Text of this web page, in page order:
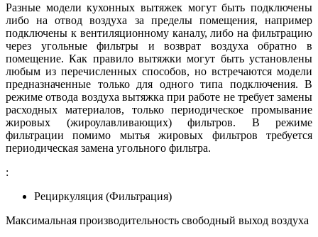
Разные модели кухонных вытяжек могут быть подключены
либо на отвод воздуха за пределы помещения, например
подключены к вентиляционному каналу, либо на фильтрацию
через угольные фильтры и возврат воздуха обратно в
помещение. Как правило вытяжки могут быть установлены
любым из перечисленных способов, но встречаются модели
предназначенные только для одного типа подключения. В
режиме отвода воздуха вытяжка при работе не требует замены
расходных материалов, только периодическое промывание
жировых (жироулавливающих) фильтров. В режиме
фильтрации помимо мытья жировых фильтров требуется
периодическая замена угольного фильтра.
:
Рециркуляция (Фильтрация)
Максимальная производительность свободный выход воздуха